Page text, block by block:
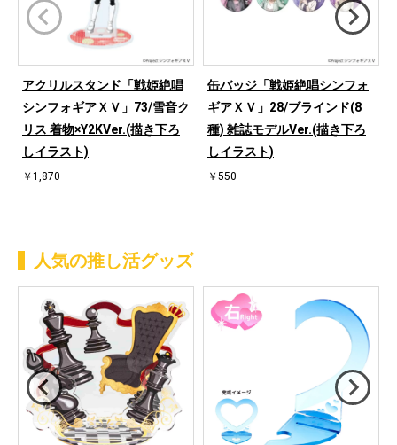
アクリルスタンド「戦姫絶唱
シンフォギアＸＶ」73/雪音ク
リス 着物×Y2KVer.(描き下ろ
しイラスト)
￥1,870
缶バッジ「戦姫絶唱シンフォ
ギアＸＶ」28/ブラインド(8
種) 雑誌モデルVer.(描き下ろ
しイラスト)
￥550
人気の推し活グッズ